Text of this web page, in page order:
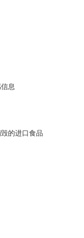
息
的进口食品